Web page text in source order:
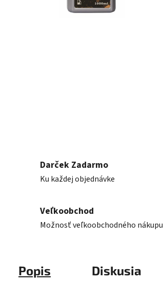
Darček Zadarmo
Ku každej objednávke
Veľkoobchod
Možnosť veľkoobchodného nákupu
Popis Diskusia